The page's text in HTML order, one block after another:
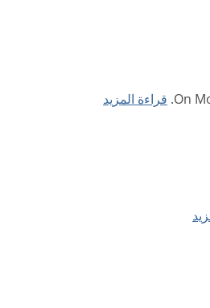
On قراءة المزيد